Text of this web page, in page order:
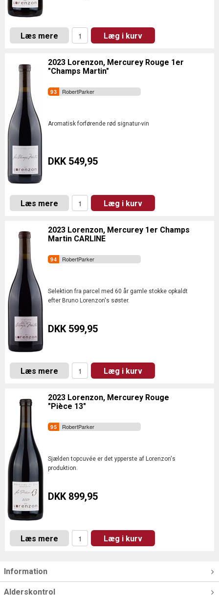
Læs mere Læg i kurv
2023 Lorenzon, Mercurey Rouge 1er
"Champs Martin"
RobertParker
Aromatisk forførende rød signatur-vin
DKK 549,95
Læs mere Læg i kurv
2023 Lorenzon, Mercurey 1er Champs
Martin CARLINE
RobertParker
Selektion fra parcel med 60 år gamle stokke opkaldt
efter Bruno Lorenzon's søster.
DKK 599,95
Læs mere Læg i kurv
2023 Lorenzon, Mercurey Rouge
"Pièce 13"
RobertParker
Sjælden topcuvée er det ypperste af Lorenzon's
produktion.
DKK 899,95
Læs mere Læg i kurv
Information
Alderskontrol